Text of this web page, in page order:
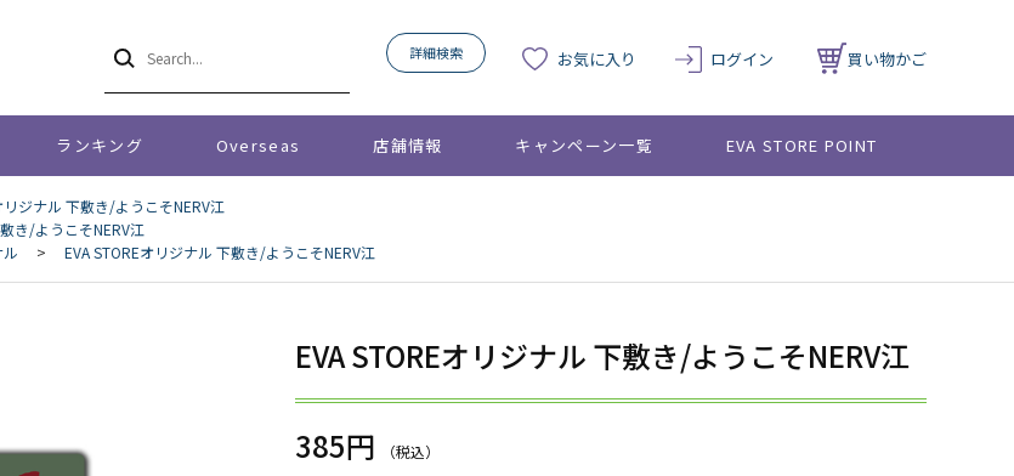
詳細検索 お気に入り ログイン 買い物かご
ランキング Overseas 店舗情報 キャンペーン一覧 EVA STORE POINT
リジナル 下敷き/ようこそNERV江
き/ようこそNERV江
ル > EVA STOREオリジナル 下敷き/ようこそNERV江
EVA STOREオリジナル 下敷き/ようこそNERV江
385円